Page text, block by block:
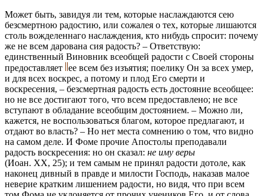
Может быть, завидуя ли тем, которые наслаждаются сею
безсмертною радостию, или сожалея о тех, которые лишаются
столь вожделеннаго наслаждения, кто нибудь спросит: почему
же не всем дарована сия радость? – Ответствую:
единственный Виновник всеобщей радости с Своей стороны
предоставляет ее всем без изъятия; поелику Он за всех умер,
и для всех воскрес, а потому и плод Его смерти и
воскресения, – безсмертная радость есть достояние всеобщее:
но не все достигают того, что всем предоставлено; не все
вступают в обладание всеобщим достоянием. – Можно ли,
кажется, не воспользоваться благом, которое предлагают, и
отдают во власть? – Но нет места сомнению о том, что видно
на самом деле. И Фоме прочие Апостолы преподавали
радость воскресения: но он сказал: не иму веры
(Иоан. XX, 25); и тем самым не принял радости дотоле, как
наконец дивный в правде и милости Господь, наказав малое
неверие кратким лишением радости, но видя, что при всем